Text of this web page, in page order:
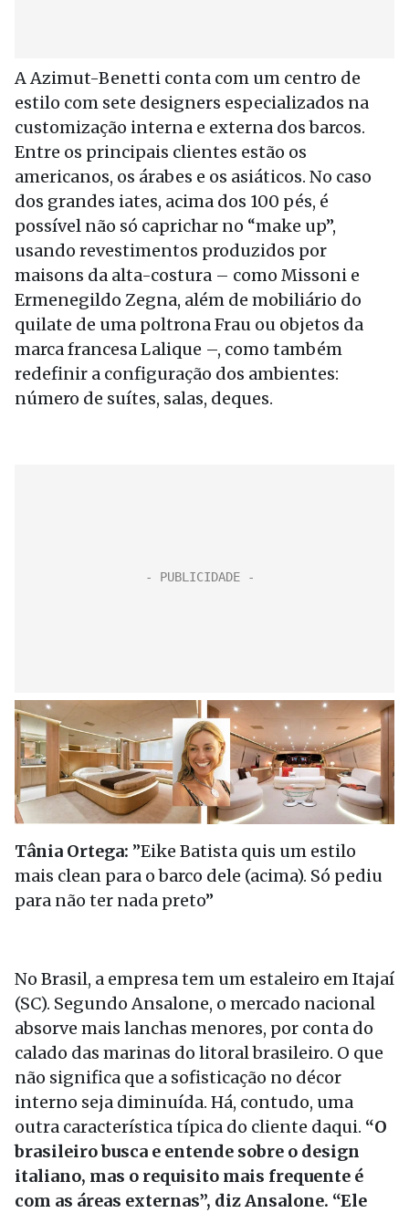
A Azimut-Benetti conta com um centro de
estilo com sete designers especializados na
customização interna e externa dos barcos.
Entre os principais clientes estão os
americanos, os árabes e os asiáticos. No caso
dos grandes iates, acima dos 100 pés, é
possível não só caprichar no “make up”,
usando revestimentos produzidos por
maisons da alta-costura – como Missoni e
Ermenegildo Zegna, além de mobiliário do
quilate de uma poltrona Frau ou objetos da
marca francesa Lalique –, como também
redefinir a configuração dos ambientes:
número de suítes, salas, deques.
Tânia Ortega: ”Eike Batista quis um estilo
mais clean para o barco dele (acima). Só pediu
para não ter nada preto”
No Brasil, a empresa tem um estaleiro em Itajaí
(SC). Segundo Ansalone, o mercado nacional
absorve mais lanchas menores, por conta do
calado das marinas do litoral brasileiro. O que
não significa que a sofisticação no décor
interno seja diminuída. Há, contudo, uma
outra característica típica do cliente daqui. “O
brasileiro busca e entende sobre o design
italiano, mas o requisito mais frequente é
com as áreas externas”, diz Ansalone. “Ele